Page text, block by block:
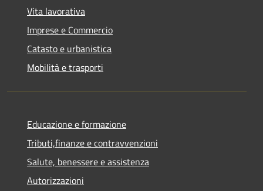
Vita lavorativa
Imprese e Commercio
Catasto e urbanistica
Mobilità e trasporti
Educazione e formazione
Tributi,finanze e contravvenzioni
Salute, benessere e assistenza
Autorizzazioni